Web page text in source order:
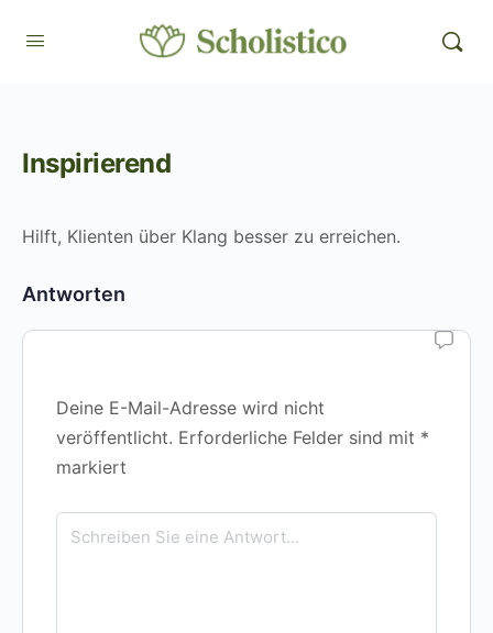
Inspirierend
Hilft, Klienten über Klang besser zu erreichen.
Antworten
Deine E-Mail-Adresse wird nicht
veröffentlicht. Erforderliche Felder sind mit *
markiert